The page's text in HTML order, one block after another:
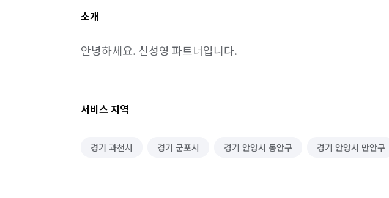
소개
안녕하세요. 신성영 파트너입니다.
서비스 지역
경기 과천시 경기 군포시 경기 안양시 동안구 경기 안양시 만안구